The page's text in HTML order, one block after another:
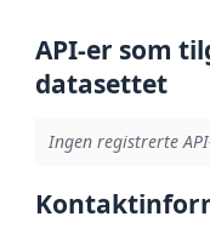
API-er som
datasettet
Ingen registrerte